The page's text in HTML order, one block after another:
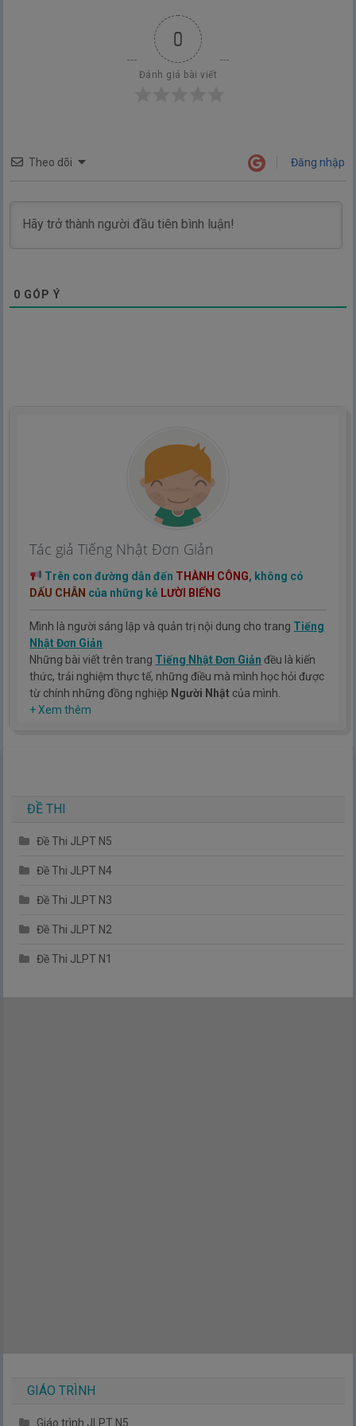
0
Đánh giá bài viết
Theo dõi Đăng nhập
0 GÓP Ý
Tác giả Tiếng Nhật Đơn Giản
Trên con đường dẫn đến THÀNH CÔNG, không có
DẤU CHÂN của những kẻ LƯỜI BIẾNG
Mình là người sáng lập và quản trị nội dung cho trang Tiếng
Nhật Đơn Giản
Những bài viết trên trang Tiếng Nhật Đơn Giản đều là kiến
thức, trải nghiệm thực tế, những điều mà mình học hỏi được
từ chính những đồng nghiệp Người Nhật của mình.
Hy vọng rằng kinh nghiệm mà mình có được sẽ giúp các bạn
+ Xem thêm
ĐỀ THI
Đề Thi JLPT N5
Đề Thi JLPT N4
Đề Thi JLPT N3
Đề Thi JLPT N2
Đề Thi JLPT N1
GIÁO TRÌNH
Giáo trình JLPT N5